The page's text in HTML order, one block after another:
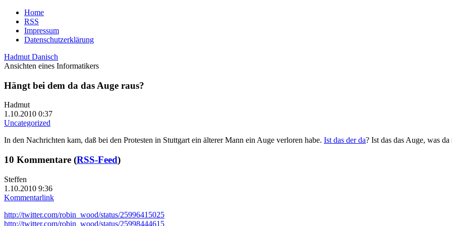
Home
RSS
Impressum
Datenschutzerklärung
Hadmut Danisch
Ansichten eines Informatikers
Hängt bei dem da das Auge raus?
Hadmut
1.10.2010 0:37
Uncategorized
In den Nachrichten kam, daß bei den Protesten in Stuttgart ein älterer Mann ein Auge verloren habe. Ist das der da? Ist das das Auge, was da
10 Kommentare (RSS-Feed)
Steffen
1.10.2010 9:36
Kommentarlink
http://twitter.com/robin_wood/status/25996415025
http://twitter.com/robin_wood/status/25998444615